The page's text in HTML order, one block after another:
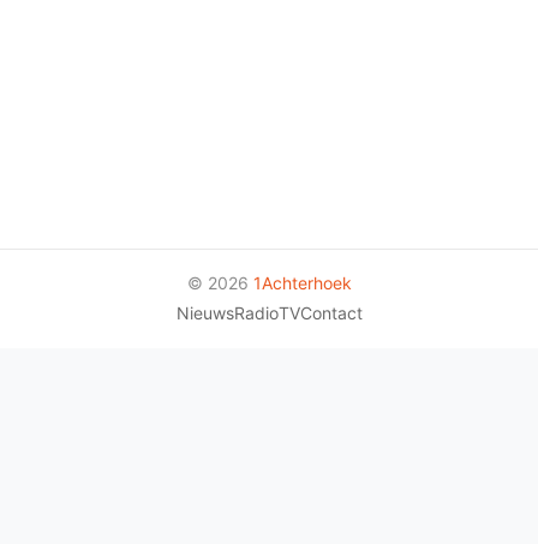
© 2026 1Achterhoek
NieuwsRadioTVContact